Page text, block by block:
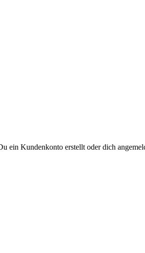
ein Kundenkonto erstellt oder dich